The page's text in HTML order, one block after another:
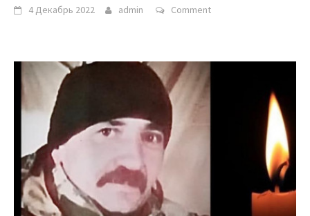
4 Декабрь 2022 admin Comment